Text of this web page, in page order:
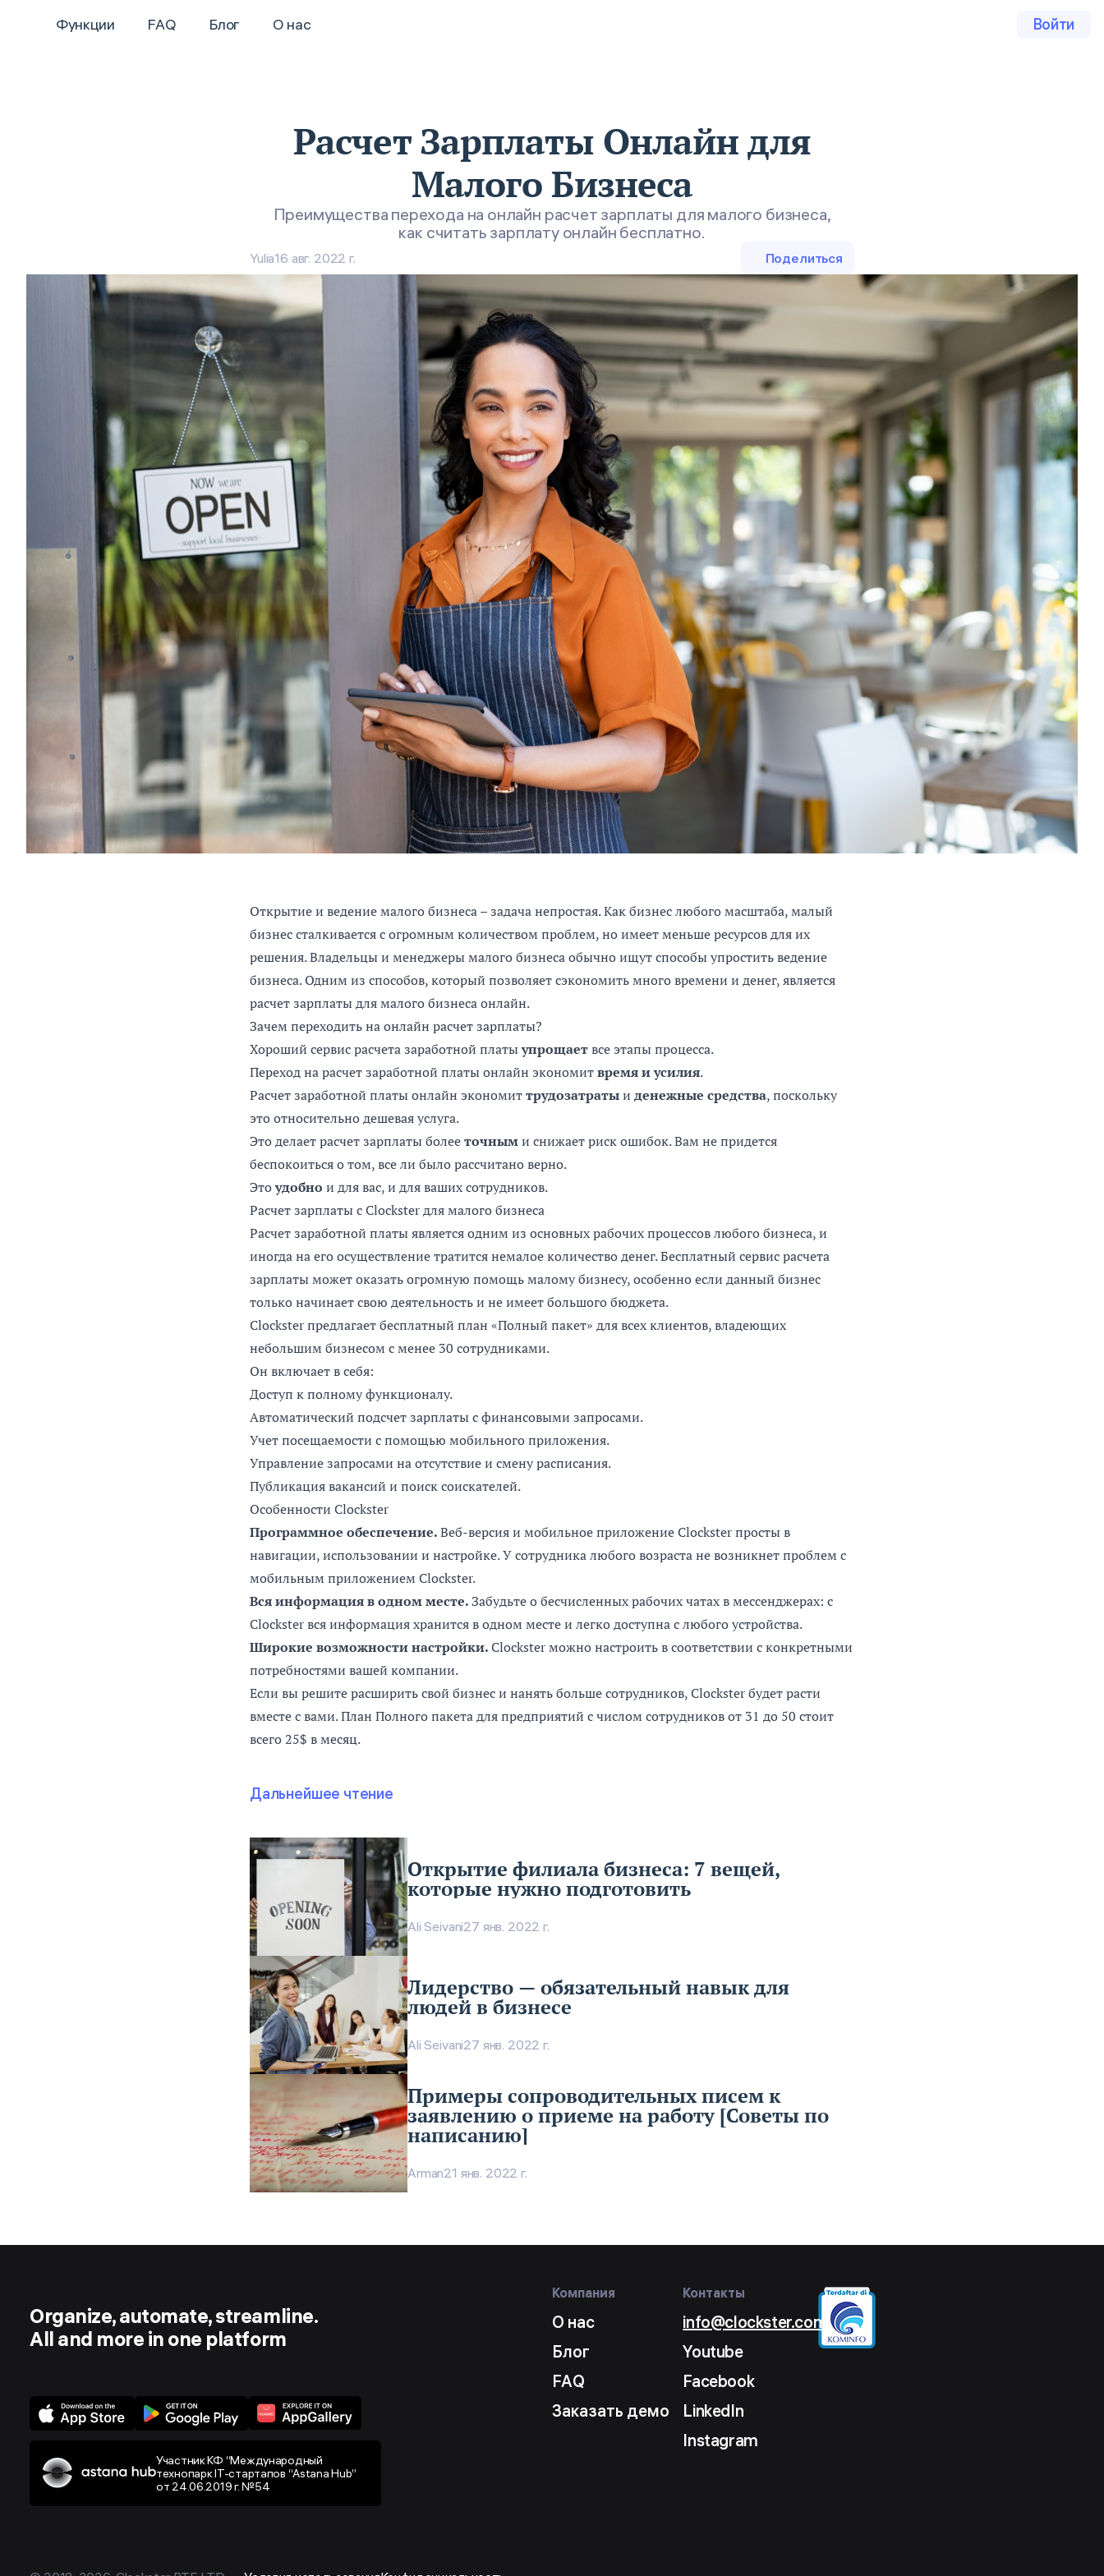
Функции FAQ Блог О нас Войти
Расчет Зарплаты Онлайн для
Малого Бизнеса
Преимущества перехода на онлайн расчет зарплаты для малого бизнеса,
как считать зарплату онлайн бесплатно.
Yulia16 авг. 2022 г. Поделиться
Открытие и ведение малого бизнеса – задача непростая. Как бизнес любого масштаба, малый
бизнес сталкивается с огромным количеством проблем, но имеет меньше ресурсов для их
решения. Владельцы и менеджеры малого бизнеса обычно ищут способы упростить ведение
бизнеса. Одним из способов, который позволяет сэкономить много времени и денег, является
расчет зарплаты для малого бизнеса онлайн.
Зачем переходить на онлайн расчет зарплаты?
Хороший сервис расчета заработной платыупрощаетвсе этапы процесса.
Переход на расчет заработной платы онлайн экономитвремя и усилия.
Расчет заработной платы онлайн экономиттрудозатратыи денежные средства, поскольку
это относительно дешевая услуга.
Это делает расчет зарплаты болееточными снижает риск ошибок. Вам не придется
беспокоиться о том, все ли было рассчитано верно.
Этоудобно и для вас, и для ваших сотрудников.
Расчет зарплаты с Clockster для малого бизнеса
Расчет заработной платы является одним из основных рабочих процессов любого бизнеса, и
иногда на его осуществление тратится немалое количество денег. Бесплатный сервис расчета
зарплаты может оказать огромную помощь малому бизнесу, особенно если данный бизнес
только начинает свою деятельность и не имеет большого бюджета.
Clocksterпредлагает бесплатный план «Полный пакет» для всех клиентов, владеющих
небольшим бизнесом с менее 30 сотрудниками.
Он включает в себя:
Доступ к полному функционалу.
Автоматический подсчет зарплаты с финансовыми запросами.
Учет посещаемости с помощью мобильного приложения.
Управление запросами на отсутствие и смену расписания.
Публикация вакансий и поиск соискателей.
Особенности Clockster
Программное обеспечение.Веб-версия и мобильное приложение Clockster просты в
навигации, использовании и настройке. У сотрудника любого возраста не возникнет проблем с
мобильным приложением Clockster.
Вся информация в одном месте.Забудьте о бесчисленных рабочих чатах в мессенджерах: с
Clockster вся информация хранится в одном месте и легко доступна с любого устройства.
Широкие возможности настройки.Clockster можно настроить в соответствии с конкретными
потребностями вашей компании.
Если вы решите расширить свой бизнес и нанять больше сотрудников, Clockster будет расти
вместе с вами. План Полного пакета для предприятий с числом сотрудников от 31 до 50 стоит
всего 25$ в месяц.
Дальнейшее чтение
Открытие филиала бизнеса: 7 вещей,
которые нужно подготовить
Ali Seivani27 янв. 2022 г.
Лидерство — обязательный навык для
людей в бизнесе
Ali Seivani27 янв. 2022 г.
Примеры сопроводительных писем к
заявлению о приеме на работу [Советы по
написанию]
Arman21 янв. 2022 г.
Organize, automate, streamline.
All and more in one platform
Участник КФ “Международный
технопарк IT-стартапов “Astana Hub”
от 24.06.2019 г. №54
Компания
О нас
Блог
FAQ
Заказать демо
Контакты
info@clockster.com
Youtube
Facebook
LinkedIn
Instagram